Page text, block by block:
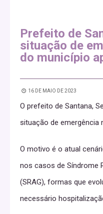
Prefeito de
situação de
do município
16 DE MAIO DE 2023
O prefeito de Santana,
situação de emergência
O motivo é o atual
nos casos de Síndrome
(SRAG), formas que
necessário